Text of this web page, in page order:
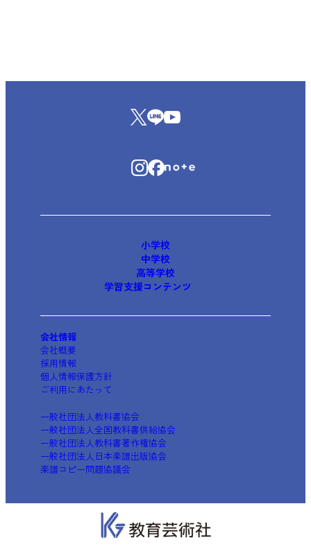
小学校
中学校
高等学校
学習支援コンテンツ
会社情報
会社概要
採用情報
個人情報保護方針
ご利用にあたって
一般社団法人教科書協会
一般社団法人全国教科書供給協会
一般社団法人教科書著作権協会
一般社団法人日本楽譜出版協会
楽譜コピー問題協議会